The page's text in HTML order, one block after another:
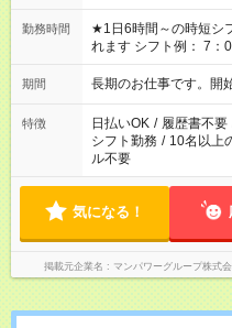
勤務時間
★1日6時間～の時短シフトOK ★都合に合わせて
れます シフト例： 7：
18：00 11：00～20：00 など ※Wワークの場合
合わせ週40時間超の就
派遣法（日雇い派遣の
業はご案内が難しい場
期間 長期のお仕事です。
特徴 日払いOK / 履歴書不要
シフト勤務 / 10名以上
ル不要
気になる！
掲載元企業名 マンパワーグループ株式